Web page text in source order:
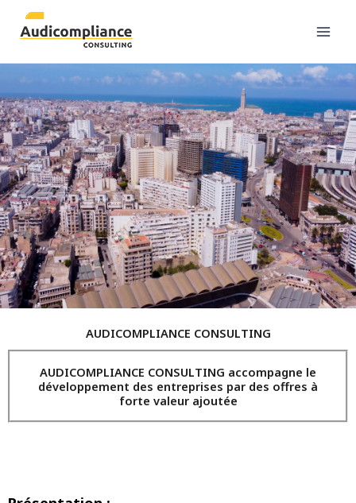
AUDICOMPLIANCE CONSULTING
AUDICOMPLIANCE CONSULTING accompagne le
développement des entreprises par des offres à
forte valeur ajoutée